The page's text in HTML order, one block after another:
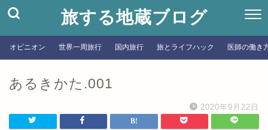
旅する地蔵ブログ
オピニオン 世界一周旅行 国内旅行 旅とライフハック 医師の働き
あるきかた.001
2020年9月22日